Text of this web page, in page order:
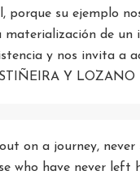
porque su ejemplo
de un
y nos invita a
Y LOZANO
on a journey, never
who have never left